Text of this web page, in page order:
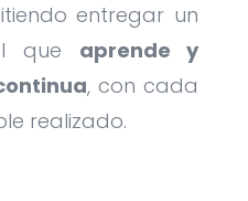
entregar un
que aprende y
, con cada
realizado.